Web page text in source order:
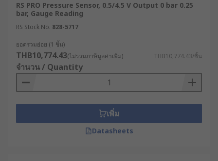
RS PRO Pressure Sensor, 0.5/4.5 V Output 0 bar 0.25
bar, Gauge Reading
RS Stock No. 828-5717
ยอดรวมย่อย (1 ชิ้น)
THB10,774.43(ไม่รวมภาษีมูลค่าเพิ่ม) THB10,774.43/ชิ้น
จำนวน / Quantity
เพิ่ม
Datasheets